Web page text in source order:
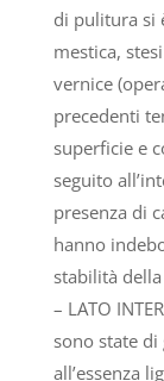
di pulitura si
mestica,
vernice
precedenti
superficie e
seguito
presenza di
hanno
stabilità
– LATO
sono state
all’essenza